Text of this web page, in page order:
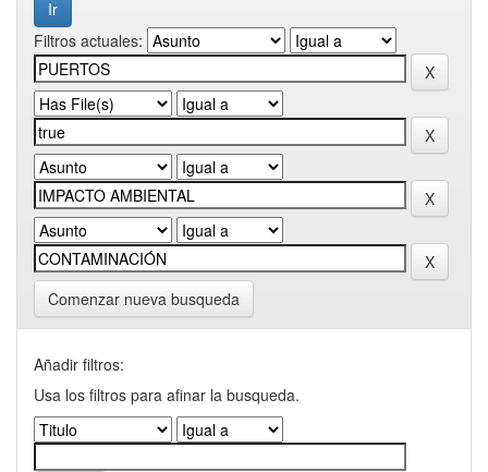
Filtros actuales:
Comenzar nueva busqueda
Añadir filtros:
Usa los filtros para afinar la busqueda.